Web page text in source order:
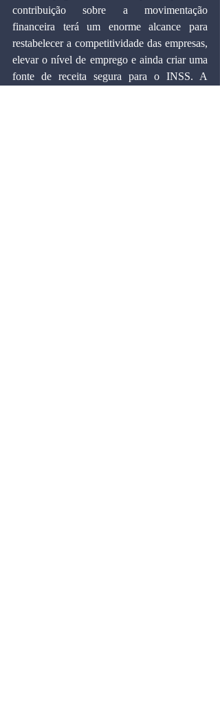
contribuição sobre a movimentação
financeira terá um enorme alcance para
restabelecer a competitividade das empresas,
elevar o nível de emprego e ainda criar uma
fonte de receita segura para o INSS. A